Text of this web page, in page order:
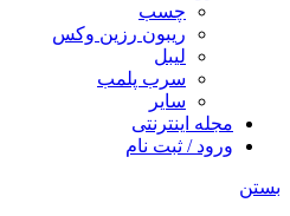
چسب
ریبون رزین وکس
لیبل
سرب پلمب
سایر
مجله اینترنتی
ورود / ثبت نام
بستن